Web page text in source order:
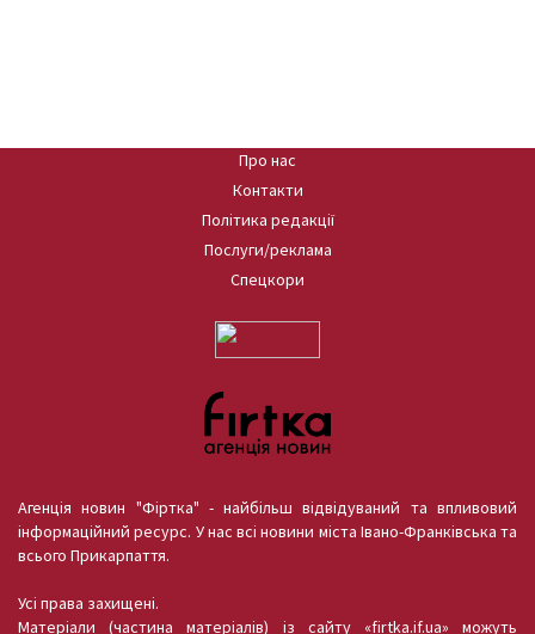
Про нас
Контакти
Політика редакції
Послуги/реклама
Спецкори
Агенція новин "Фіртка" - найбільш відвідуваний та впливовий
інформаційний ресурс. У нас всі новини міста Івано-Франківська та
всього Прикарпаття.
Усі права захищені.
Матеріали (частина матеріалів) із сайту «firtka.if.ua» можуть